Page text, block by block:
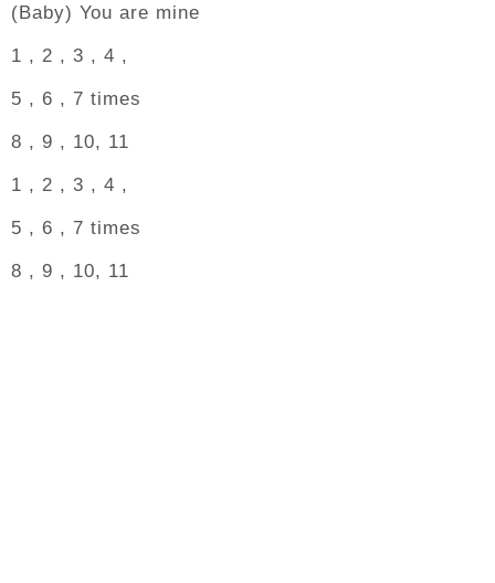
(Baby) You are mine
1 , 2 , 3 , 4 ,
5 , 6 , 7 times
8 , 9 , 10, 11
1 , 2 , 3 , 4 ,
5 , 6 , 7 times
8 , 9 , 10, 11